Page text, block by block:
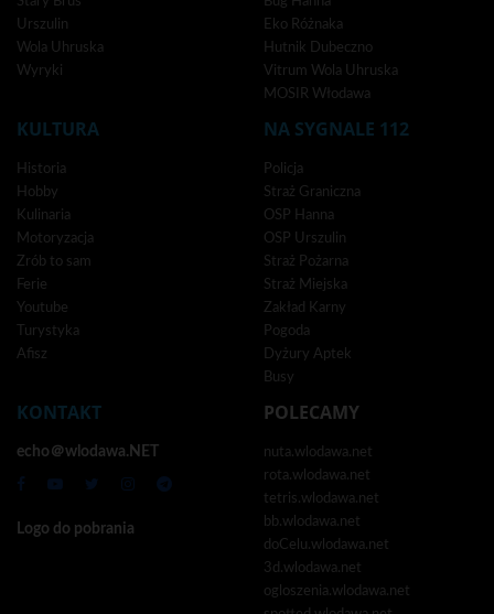
Urszulin
Wola Uhruska
Wyryki
Eko Różnaka
Hutnik Dubeczno
Vitrum Wola Uhruska
MOSIR Włodawa
KULTURA
Historia
Hobby
Kulinaria
Motoryzacja
Zrób to sam
Ferie
Youtube
Turystyka
Afisz
NA SYGNALE 112
Policja
Straż Graniczna
OSP Hanna
OSP Urszulin
Straż Pożarna
Straż Miejska
Zakład Karny
Pogoda
Dyżury Aptek
Busy
KONTAKT
echo＠wlodawa.NET
Logo do pobrania
POLECAMY
nuta.wlodawa.net
rota.wlodawa.net
tetris.wlodawa.net
bb.wlodawa.net
doCelu.wlodawa.net
3d.wlodawa.net
ogloszenia.wlodawa.net